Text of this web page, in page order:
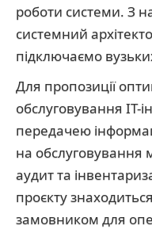
роботи системи. З
системний
підключаємо
Для пропозиції
обслуговування ІТ-
передачею
на
аудит та
проєкту
замовником для